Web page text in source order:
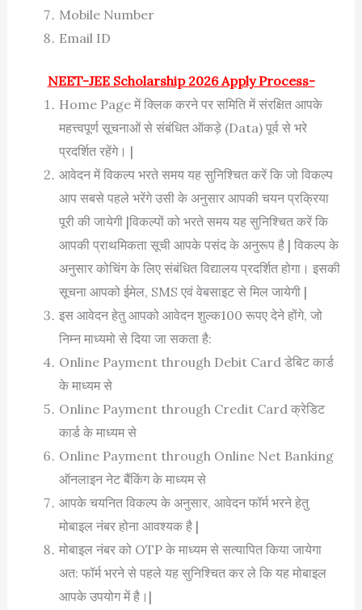
Mobile Number
Email ID
NEET-JEE Scholarship 2026 Apply Process-
Home Page में क्लिक करने पर समिति में संरक्षित आपके
महत्त्वपूर्ण सूचनाओं से संबंधित ऑकड़े (Data) पूर्व से भरे
प्रदर्शित रहेंगे। |
आवेदन में विकल्प भरते समय यह सुनिश्चित करें कि जो विकल्प
आप सबसे पहले भरेंगे उसी के अनुसार आपकी चयन प्रक्रिया
पूरी की जायेगी |विकल्पों को भरते समय यह सुनिश्चित करें कि
आपकी प्राथमिकता सूची आपके पसंद के अनुरूप है | विकल्प के
अनुसार कोचिंग के लिए संबंधित विद्यालय प्रदर्शित होगा। इसकी
सूचना आपको ईमेल, SMS एवं वेबसाइट से मिल जायेगी |
इस आवेदन हेतु आपको आवेदन शुल्क100 रूपए देने होंगे, जो
निम्न माध्यमो से दिया जा सकता है:
Online Payment through Debit Card डेबिट कार्ड
के माध्यम से
Online Payment through Credit Card क्रेडिट
कार्ड के माध्यम से
Online Payment through Online Net Banking
ऑनलाइन नेट बैंकिंग के माध्यम से
आपके चयनित विकल्प के अनुसार, आवेदन फॉर्म भरने हेतु
मोबाइल नंबर होना आवश्यक है |
मोबाइल नंबर को OTP के माध्यम से सत्यापित किया जायेगा
अत: फॉर्म भरने से पहले यह सुनिश्चित कर ले कि यह मोबाइल
आपके उपयोग में है।|